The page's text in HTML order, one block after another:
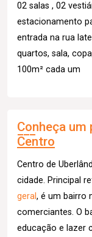
02 salas , 02
estacionamento
entrada na rua
quartos, sala,
100m² cada um
Conheça um
Centro
Centro de
cidade. Principal
geral, é um bairro
comerciantes. O
educação e lazer